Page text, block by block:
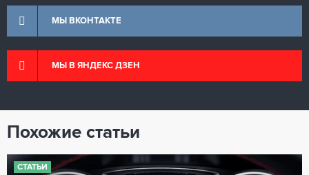
МЫ ВКОНТАКТЕ
МЫ В ЯНДЕКС ДЗЕН
Похожие статьи
СТАТЬИ